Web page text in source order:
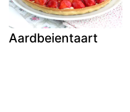
Aardbeientaart